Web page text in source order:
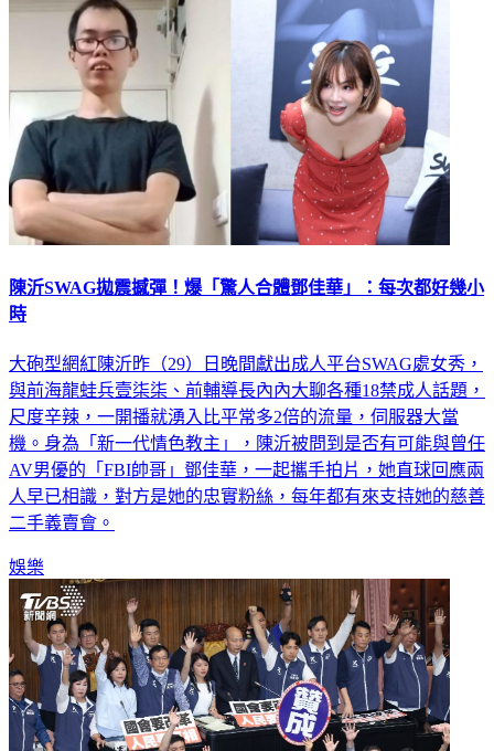
時
與前海龍蛙兵壹柒柒、前輔導長內內大聊各種18禁成人話題，
尺度辛辣，一開播就湧入比平常多2倍的流量，伺服器大當
機。身為「新一代情色教主」，陳沂被問到是否有可能與曾任
AV男優的「FBI帥哥」鄧佳華，一起攜手拍片，她直球回應兩
人早已相識，對方是她的忠實粉絲，每年都有來支持她的慈善
二手義賣會。